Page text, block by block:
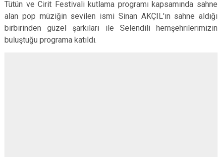
Tütün ve Cirit Festivali kutlama programı kapsamında sahne
alan pop müziğin sevilen ismi Sinan AKÇIL'ın sahne aldığı
birbirinden güzel şarkıları ile Selendili hemşehrilerimizin
buluştuğu programa katıldı.